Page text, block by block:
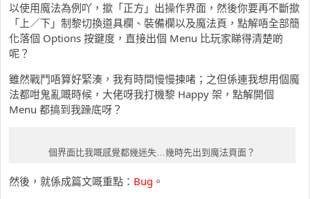
以使用魔法為例吖，撳「正方」出操作界面，然後你要再不斷撳
「上／下」制黎切換道具欄、裝備欄以及魔法頁，點解唔全部簡
化落個 Options 按鍵度，直接出個 Menu 比玩家睇得清楚啲
呢？
雖然戰鬥唔算好緊湊，我有時間慢慢揀啫；之但係連我想用個魔
法都咁鬼亂嘅時候，大佬呀我打機黎 Happy 架，點解開個
Menu 都搞到我躁底呀？
個界面比我嘅感覺都幾迷失…幾時先出到魔法頁面？
然後，就係成篇文嘅重點： Bug 。